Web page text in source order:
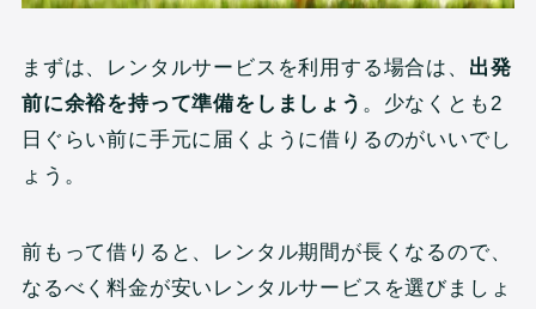
まずは、レンタルサービスを利用する場合は、 出発
前に余裕を持って準備をしましょう 。少なくとも2
日ぐらい前に手元に届くように借りるのがいいでし
ょう。
前もって借りると、レンタル期間が長くなるので、
なるべく料金が安いレンタルサービスを選びましょ